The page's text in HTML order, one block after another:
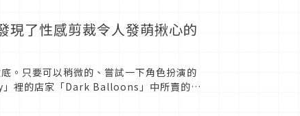
了性感剪裁令人發萌揪心的
。只要可以稍微的、嘗試一下角色扮演的
裡的店家「Dark Balloons」中所賣的，